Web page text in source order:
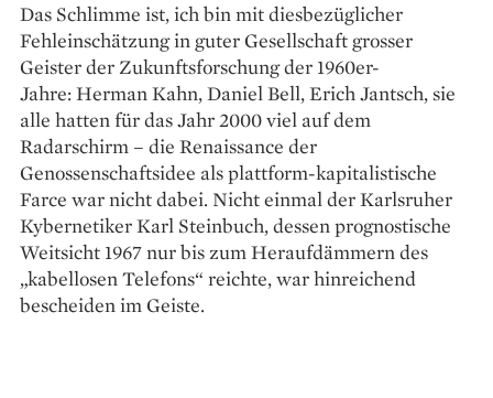
Das Schlimme ist, ich bin mit diesbezüglicher
Fehleinschätzung in guter Gesellschaft grosser
Geister der Zukunftsforschung der 1960er-
Jahre: Herman Kahn, Daniel Bell, Erich Jantsch, sie
alle hatten für das Jahr 2000 viel auf dem
Radarschirm – die Renaissance der
Genossenschaftsidee als plattform-kapitalistische
Farce war nicht dabei. Nicht einmal der Karlsruher
Kybernetiker Karl Steinbuch, dessen prognostische
Weitsicht 1967 nur bis zum Heraufdämmern des
„kabellosen Telefons“ reichte, war hinreichend
bescheiden im Geiste.